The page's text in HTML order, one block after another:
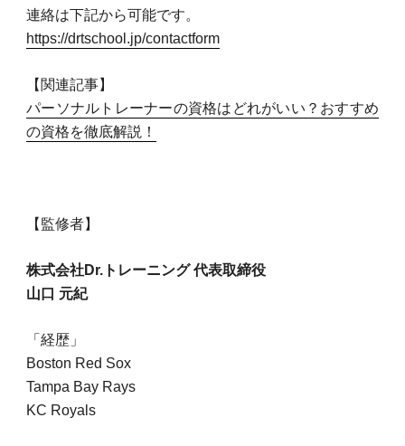
連絡は下記から可能です。
https://drtschool.jp/contactform
【関連記事】
パーソナルトレーナーの資格はどれがいい？おすすめ
の資格を徹底解説！
【監修者】
株式会社Dr.トレーニング 代表取締役
山口 元紀
「経歴」
Boston Red Sox
Tampa Bay Rays
KC Royals